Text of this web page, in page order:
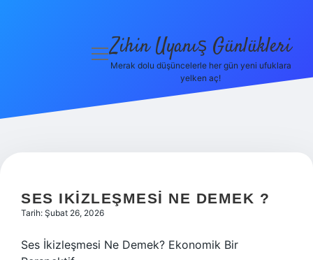
Politikası
menüyü
Zihin Uyanış Günlükleri
Merak dolu düşüncelerle her gün yeni ufuklara
yelken aç!
SES IKIZLEŞMESI NE DEMEK ?
Tarih: Şubat 26, 2026
Ses İkizleşmesi Ne Demek? Ekonomik Bir